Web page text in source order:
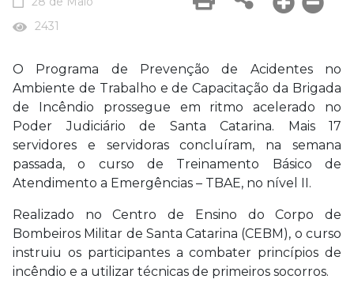
2431
O Programa de Prevenção de Acidentes no
Ambiente de Trabalho e de Capacitação da Brigada
de Incêndio prossegue em ritmo acelerado no
Poder Judiciário de Santa Catarina. Mais 17
servidores e servidoras concluíram, na semana
passada, o curso de Treinamento Básico de
Atendimento a Emergências – TBAE, no nível II.
Realizado no Centro de Ensino do Corpo de
Bombeiros Militar de Santa Catarina (CEBM), o curso
instruiu os participantes a combater princípios de
incêndio e a utilizar técnicas de primeiros socorros.